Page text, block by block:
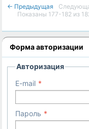
← Предыдущая
Показаны 177-182 из
Форма авторизации
Авторизация
E-mail
Пароль